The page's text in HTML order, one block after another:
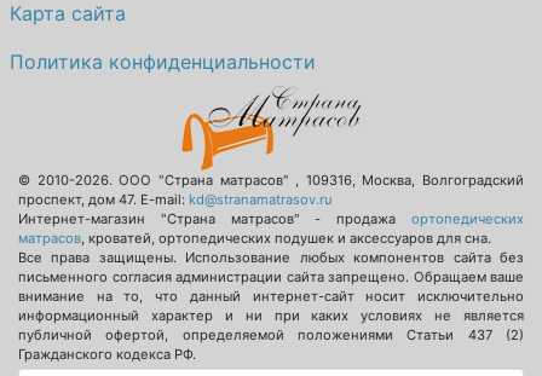
Карта сайта
Политика конфиденциальности
© 2010-2026.ООО "Страна матрасов" , 109316, Москва, Волгоградский
проспект, дом 47. E-mail: kd@stranamatrasov.ru
Интернет-магазин "Страна матрасов" - продажа ортопедических
матрасов, кроватей, ортопедических подушек и аксессуаров для сна.
Все права защищены. Использование любых компонентов сайта без
письменного согласия администрации сайта запрещено. Обращаем ваше
внимание на то, что данный интернет-сайт носит исключительно
информационный характер и ни при каких условиях не является
публичной офертой, определяемой положениями Статьи 437 (2)
Гражданского кодекса РФ.